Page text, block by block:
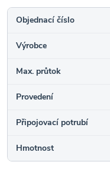
Objednací číslo
Výrobce
Max. průtok
Provedení
Připojovací potrubí
Hmotnost